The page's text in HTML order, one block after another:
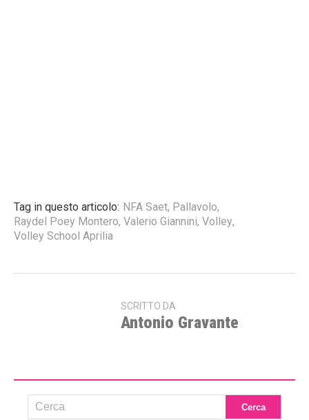
Tag in questo articolo: NFA Saet, Pallavolo,
Raydel Poey Montero, Valerio Giannini, Volley,
Volley School Aprilia
SCRITTO DA
Antonio Gravante